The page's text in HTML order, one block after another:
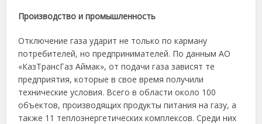
Производство и промышленность
Отключение газа ударит не только по карману
потребителей, но предпринимателей. По данным АО
«КазТрансГаз Аймак», от подачи газа зависят те
предприятия, которые в свое время получили
технические условия. Всего в области около 100
объектов, производящих продукты питания на газу, а
также 11 теплоэнергетических комплексов. Среди них